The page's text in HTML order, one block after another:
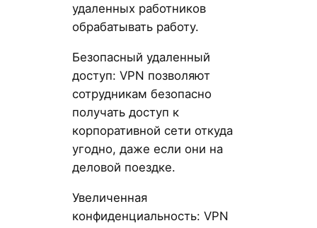
удаленных работников
обрабатывать работу.
Безопасный удаленный
доступ: VPN позволяют
сотрудникам безопасно
получать доступ к
корпоративной сети откуда
угодно, даже если они на
деловой поездке.
Увеличенная
конфиденциальность: VPN